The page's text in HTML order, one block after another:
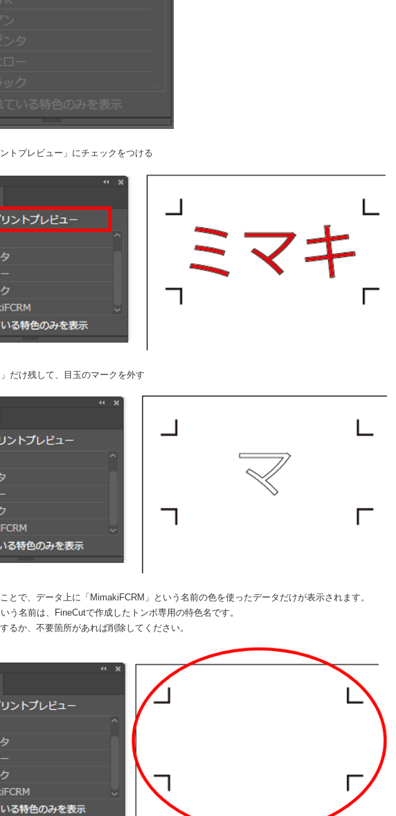
トプレビュー」にチェックをつける
だけ残して、目玉のマークを外す
とで、データ上に「MimakiFCRM」という名前の色を使ったデータだけが表示されます。
う名前は、FineCutで作成したトンボ専用の特色名です。
るか、不要箇所があれば削除してください。